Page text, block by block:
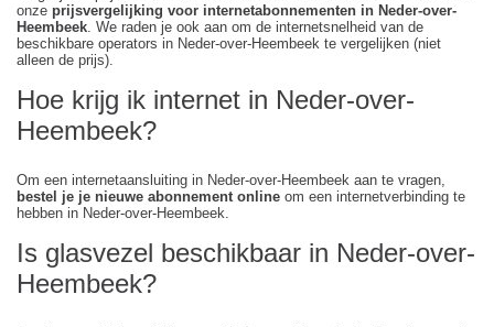
onze prijsvergelijking voor internetabonnementen in Neder-over-
Heembeek. We raden je ook aan om de internetsnelheid van de
beschikbare operators in Neder-over-Heembeek te vergelijken (niet
alleen de prijs).
Hoe krijg ik internet in Neder-over-
Heembeek?
Om een internetaansluiting in Neder-over-Heembeek aan te vragen,
bestel je je nieuwe abonnement online om een internetverbinding te
hebben in Neder-over-Heembeek.
Is glasvezel beschikbaar in Neder-over-
Heembeek?